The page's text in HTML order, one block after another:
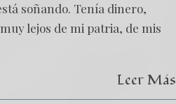
soñando. Tenía dinero,
lejos de mi patria, de mis
Leer Más